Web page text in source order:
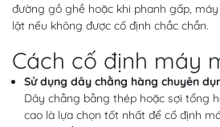
đường gồ ghề hoặc khi phanh gấp,
lật nếu không được cố định chắc chắn.
Cách cố định máy
Sử dụng dây chằng hàng chuyên
Dây chằng bằng thép hoặc sợi tổng
cao là lựa chọn tốt nhất để cố định